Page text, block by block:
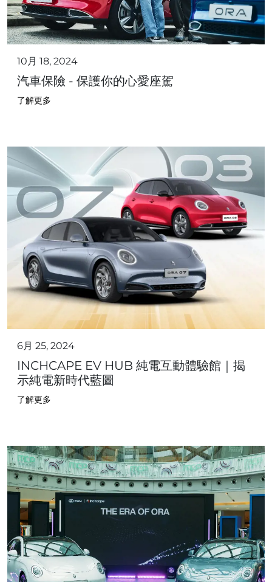
10月 18, 2024
汽車保險 - 保護你的心愛座駕
了解更多
6月 25, 2024
INCHCAPE EV HUB 純電互動體驗館｜揭
示純電新時代藍圖
了解更多